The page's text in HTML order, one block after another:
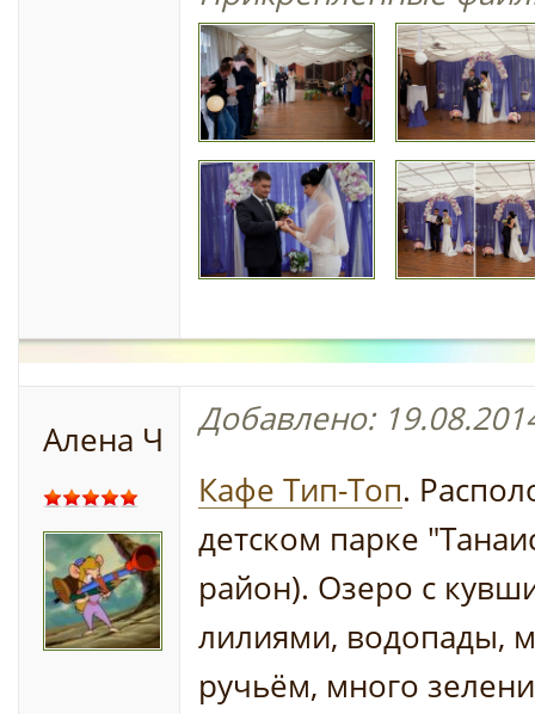
Алена Ч
Добавлено:
Кафе Тип-Топ.
детском парке
район). Озеро с
лилиями, водопады,
ручьём, много